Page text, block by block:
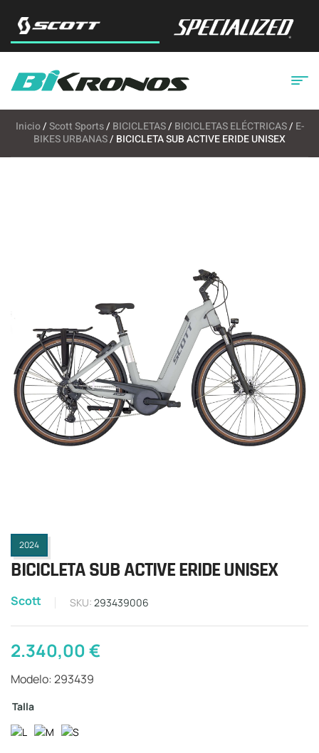
Inicio/Scott Sports/ BICICLETAS/ BICICLETAS ELÉCTRICAS/ E-
BIKES URBANAS/ BICICLETA SUB ACTIVE ERIDE UNISEX
2024
BICICLETA SUB ACTIVE ERIDE UNISEX
Scott SKU: 293439006
2.340,00€
Modelo: 293439
Talla